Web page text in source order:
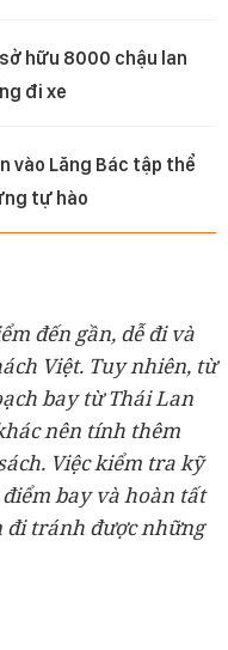
hữu 8000 chậu lan
đi xe
vào Lăng Bác tập thể
tự hào
đến gần, dễ đi và
Việt. Tuy nhiên, từ
bay từ Thái Lan
nên tính thêm
Việc kiểm tra kỹ
bay và hoàn tất
đi tránh được những